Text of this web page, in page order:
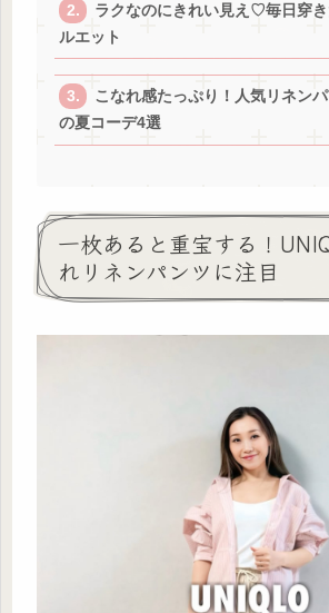
ラクなのにきれい見え♡毎日穿
ルエット
こなれ感たっぷり！人気リネン
の夏コーデ4選
一枚あると重宝する！
れリネンパンツに注目